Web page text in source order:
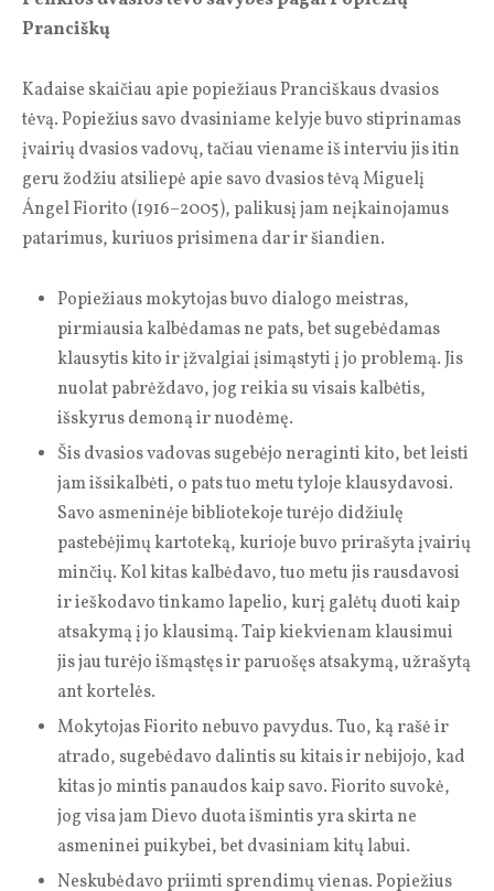
Pranciškų
Kadaise skaičiau apie popiežiaus Pranciškaus dvasios
tėvą. Popiežius savo dvasiniame kelyje buvo stiprinamas
įvairių dvasios vadovų, tačiau viename iš interviu jis itin
geru žodžiu atsiliepė apie savo dvasios tėvą Miguelį
Ángel Fiorito (1916–2005), palikusį jam neįkainojamus
patarimus, kuriuos prisimena dar ir šiandien.
Popiežiaus mokytojas buvo dialogo meistras,
pirmiausia kalbėdamas ne pats, bet sugebėdamas
klausytis kito ir įžvalgiai įsimąstyti į jo problemą. Jis
nuolat pabrėždavo, jog reikia su visais kalbėtis,
išskyrus demoną ir nuodėmę.
Šis dvasios vadovas sugebėjo neraginti kito, bet leisti
jam išsikalbėti, o pats tuo metu tyloje klausydavosi.
Savo asmeninėje bibliotekoje turėjo didžiulę
pastebėjimų kartoteką, kurioje buvo prirašyta įvairių
minčių. Kol kitas kalbėdavo, tuo metu jis rausdavosi
ir ieškodavo tinkamo lapelio, kurį galėtų duoti kaip
atsakymą į jo klausimą. Taip kiekvienam klausimui
jis jau turėjo išmąstęs ir paruošęs atsakymą, užrašytą
ant kortelės.
Mokytojas Fiorito nebuvo pavydus. Tuo, ką rašė ir
atrado, sugebėdavo dalintis su kitais ir nebijojo, kad
kitas jo mintis panaudos kaip savo. Fiorito suvokė,
jog visa jam Dievo duota išmintis yra skirta ne
asmeninei puikybei, bet dvasiniam kitų labui.
Neskubėdavo priimti sprendimų vienas. Popiežius